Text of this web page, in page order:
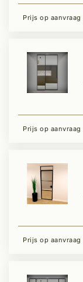
Prijs op aanvraag
Prijs op aanvraag
Prijs op aanvraag